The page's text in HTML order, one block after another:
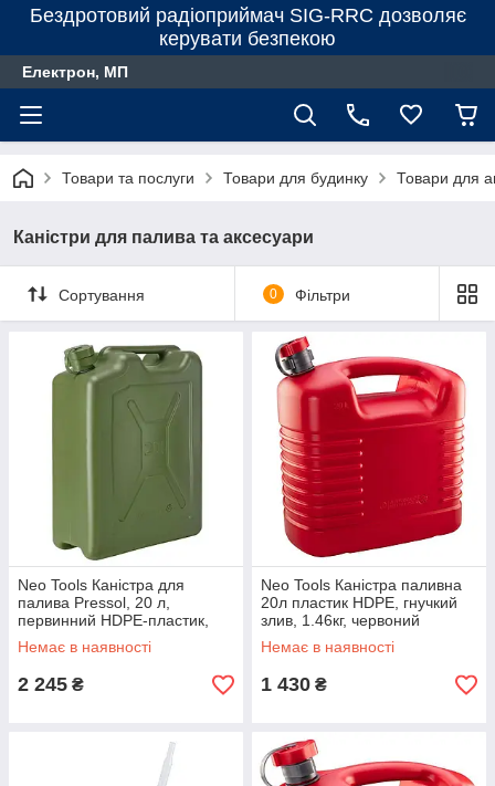
Бездротовий радіоприймач SIG-RRC дозволяє
керувати безпекою
Електрон, МП
Товари та послуги Товари для будинку Товари для
Каністри для палива та аксесуари
Сортування 0 Фільтри
Neo Tools Каністра для
палива Pressol, 20 л,
первинний HDPE-пластик,
армійська, міцна, гнучкий
слив, вага 1.45
Немає в наявності
2 245 ₴
Neo Tools Каністра паливна
20л пластик HDPE, гнучкий
злив, 1.46кг, червоний
Немає в наявності
1 430 ₴